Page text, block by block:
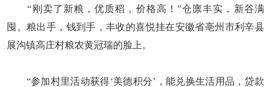
“刚卖了新粮，优质稻，价格高！”仓廪丰实，新谷满
囤。粮出手，钱到手，丰收的喜悦挂在安徽省亳州市利辛县
展沟镇高庄村粮农黄冠瑞的脸上。
“参加村里活动获得‘美德积分’，能兑换生活用品，贷款